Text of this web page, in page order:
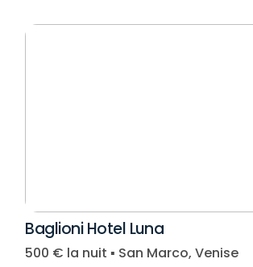
Baglioni Hotel Luna
500 € la nuit ▪︎ San Marco, Venise